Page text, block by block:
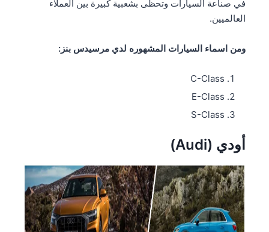
في صناعة السيارات وتحظى بشعبية كبيرة بين العملاء
العالميين.
ومن اسماء السيارات المشهوره لدي مرسيدس بنز :
C-Class
E-Class
S-Class
أودي (Audi)